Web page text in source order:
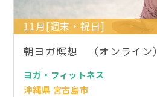
11月[週末・祝日]
朝ヨガ瞑想 （オンライン）
ヨガ・フィットネス
沖縄県 宮古島市